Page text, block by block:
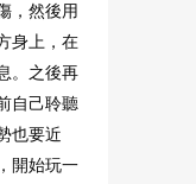
，然後用
身上，在
。之後再
自己聆聽
也要近
開始玩一